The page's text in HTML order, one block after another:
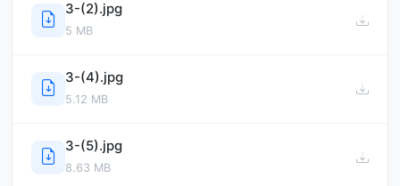
3-(2).jpg
5 MB
3-(4).jpg
5.12 MB
3-(5).jpg
8.63 MB